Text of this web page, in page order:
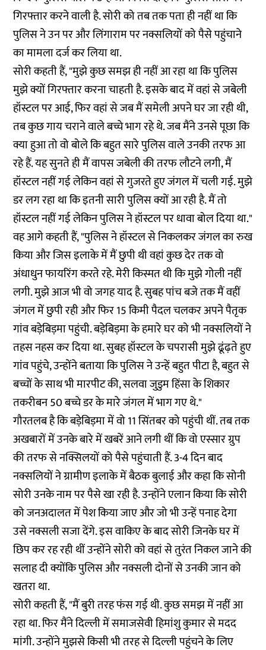
गिरफ्तार करने वाली है. सोरी को तब तक पता ही नहीं था कि
पुलिस ने उन पर और लिंगाराम पर नक्सलियों को पैसे पहुंचाने
का मामला दर्ज कर लिया था.
सोरी कहती हैं, "मुझे कुछ समझ ही नहीं आ रहा था कि पुलिस
मुझे क्यों गिरफ्तार करना चाहती है. इसके बाद में वहां से जबेली
हॉस्टल पर आई, फिर वहां से जब मैं समेली अपने घर जा रही थी,
तब कुछ गाय चराने वाले बच्चे भाग रहे थे. जब मैंने उनसे पूछा कि
क्या हुआ तो वो बोले कि बहुत सारे पुलिस वाले उनकी तरफ आ
रहे हैं. यह सुनते ही मैं वापस जबेली की तरफ लौटने लगी, मैं
हॉस्टल नहीं गई लेकिन वहां से गुजरते हुए जंगल में चली गई. मुझे
डर लग रहा था कि इतनी सारी पुलिस क्यों आ रही है. मैं तो
हॉस्टल नहीं गई लेकिन पुलिस ने हॉस्टल पर धावा बोल दिया था."
वह आगे कहती हैं, "पुलिस ने हॉस्टल से निकलकर जंगल का रुख
किया और जिस इलाके में मैं छुपी थी वहां कुछ देर तक वो
अंधाधुन फायरिंग करते रहे. मेरी किस्मत थी कि मुझे गोली नहीं
लगी. मुझे आज भी वो जगह याद है. सुबह पांच बजे तक मैं वहीं
जंगल में छुपी रही और फिर 15 किमी पैदल चलकर अपने पैतृक
गांव बड़ेबिड़मा पहुंची. बड़ेबिड़मा के हमारे घर को भी नक्सलियों ने
तहस नहस कर दिया था. सुबह हॉस्टल के चपरासी मुझे ढूंढ़ते हुए
गांव पहुंचे, उन्होंने बताया कि पुलिस ने उन्हें बहुत पीटा है, बहुत से
बच्चों के साथ भी मारपीट की, सलवा जुडुम हिंसा के शिकार
तकरीबन 50 बच्चे डर के मारे जंगल में भाग गए थे."
गौरतलब है कि बड़ेबिड़मा में वो 11 सिंतबर को पहुंची थीं. तब तक
अखबारों में उनके बारे में खबरें आने लगी थीं कि वो एस्सार ग्रुप
की तरफ से नक्सिलयों को पैसे पहुंचाती हैं. 3-4 दिन बाद
नक्सलियों ने ग्रामीण इलाके में बैठक बुलाई और कहा कि सोनी
सोरी उनके नाम पर पैसे खा रही है. उन्होंने एलान किया कि सोरी
को जनअदालत में पेश किया जाए और जो भी उन्हें पनाह देगा
उसे नक्सली सजा देंगे. इस वाकिए के बाद सोरी जिनके घर में
छिप कर रह रही थीं उन्होंने सोरी को वहां से तुरंत निकल जाने की
सलाह दी क्योंकि पुलिस और नक्सली दोनों से उनकी जान को
खतरा था.
सोरी कहती हैं, "मैं बुरी तरह फंस गई थी. कुछ समझ में नहीं आ
रहा था. फिर मैंने दिल्ली में समाजसेवी हिमांशु कुमार से मदद
मांगी. उन्होंने मुझसे किसी भी तरह से दिल्ली पहुंचने के लिए